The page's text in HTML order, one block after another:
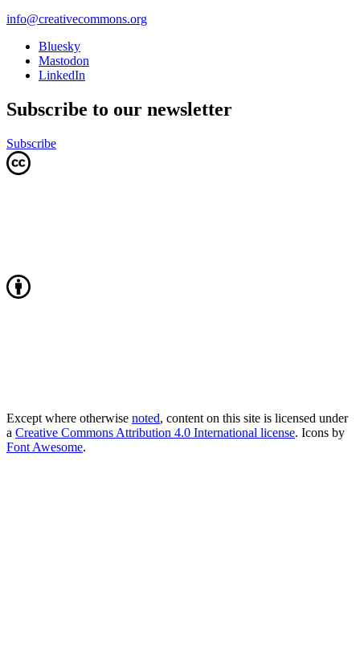
info@creativecommons.org
Bluesky
Mastodon
LinkedIn
Subscribe to our newsletter
Subscribe
Except where otherwise noted, content on this site is licensed under
a Creative Commons Attribution 4.0 International license. Icons by
Font Awesome.